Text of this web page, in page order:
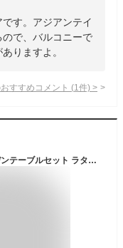
す。アジアンテイ
で、バルコニーで
りますよ。
すすめコメント (1 件) >
ラタン調ガーデンファニチャーセット ガーデンテーブルセット ラタン調チェア 4人用 防水 軽量 樹脂製 クッション付き おしゃれ コンパクト 耐荷重200kg 組立簡単 (ベージュ)